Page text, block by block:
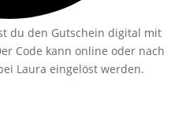
du den Gutschein digital mit
Code kann online oder nach
Laura eingelöst werden.